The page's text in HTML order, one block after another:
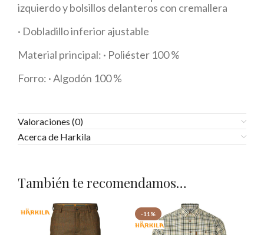
izquierdo y bolsillos delanteros con cremallera
· Dobladillo inferior ajustable
Material principal: · Poliéster 100 %
Forro: · Algodón 100 %
Valoraciones (0)
Acerca de Harkila
También te recomendamos…
-11%